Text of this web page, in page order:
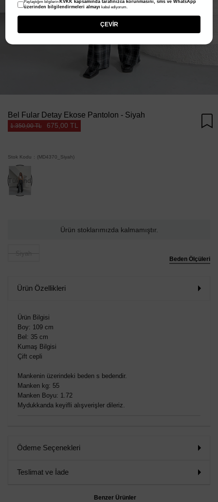
Bel Fular Detay Ekose Pantolon - Siyah
1.350,00 TL 675,00 TL
Stok Kodu (MD4370_Siyah)
Tükendi
Ürün stoklarımızda kalmamıştır.
Beden Ölçüleri
Ürün Özellikleri
Ürün Bilgisi
Boy: 109 cm
Bel: 35 cm
Kumaş Bilgisi
Çift cepli
Mankenin üzerindeki beden s bedendir.
Manken kg: 55
Manken Boyu: 1.72
Mydukkanda keyifli alışverişler dileriz.
Ödeme Seçenekleri
Teslimat ve İade
Benzer Ürünler
Paylaştığım bilgilerin KVKK kapsamında tarafınızca korunmasını, sms ve WhatsApp
üzerinden bilgilendirmeleri almayı kabul ediyorum.
ÇEVİR